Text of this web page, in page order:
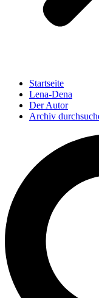
Startseite
Lena-Dena
Der Autor
Archiv